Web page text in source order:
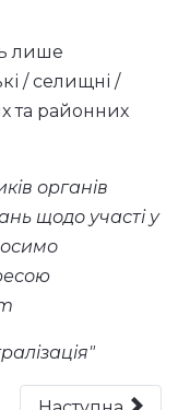
лише
/ селищні /
та районних
органів
щодо участі у